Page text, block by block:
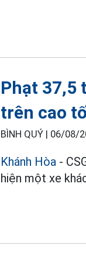
Phạt 37,5
trên cao
BÌNH QUÝ | 06/08/
Khánh Hòa -
hiện một xe